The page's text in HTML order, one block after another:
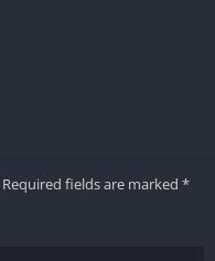
Required fields are marked *